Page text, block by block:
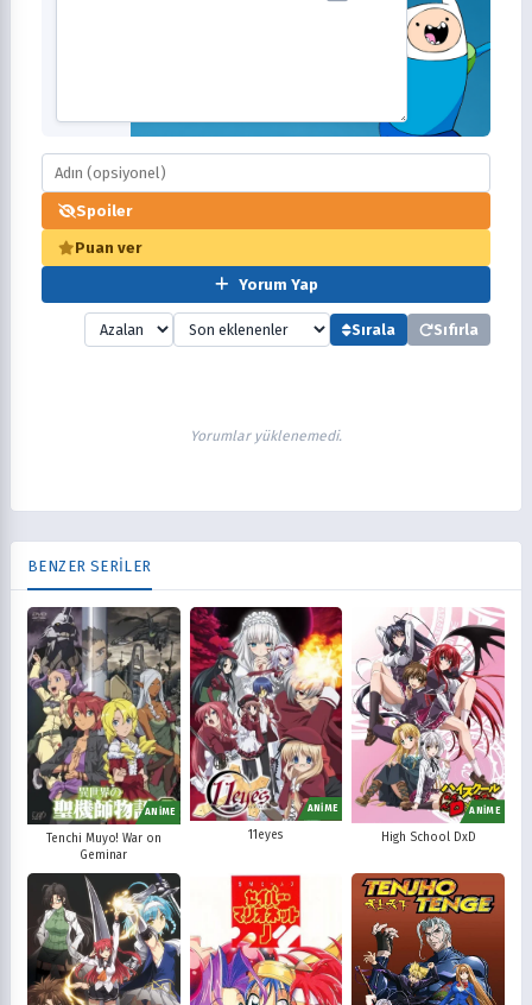
Spoiler
Puan ver
Yorum Yap
Sırala Sıfırla
Yorumlar yüklenemedi.
BENZER SERİLER
ANİME
Tenchi Muyo! War on
Geminar
ANİME
11eyes
ANİME
High School DxD